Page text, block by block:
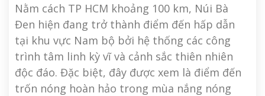
Nằm cách TP HCM khoảng 100 km, Núi Bà
Đen hiện đang trở thành điểm đến hấp dẫn
tại khu vực Nam bộ bởi hệ thống các công
trình tâm linh kỳ vĩ và cảnh sắc thiên nhiên
độc đáo. Đặc biệt, đây được xem là điểm đến
trốn nóng hoàn hảo trong mùa nắng nóng